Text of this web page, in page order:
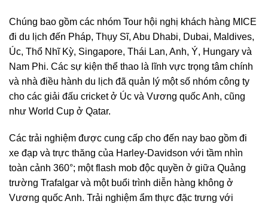
Chúng bao gồm các nhóm Tour hội nghị khách hàng MICE
đi du lịch đến Pháp, Thụy Sĩ, Abu Dhabi, Dubai, Maldives,
Úc, Thổ Nhĩ Kỳ, Singapore, Thái Lan, Anh, Ý, Hungary và
Nam Phi. Các sự kiện thể thao là lĩnh vực trọng tâm chính
và nhà điều hành du lịch đã quản lý một số nhóm công ty
cho các giải đấu cricket ở Úc và Vương quốc Anh, cũng
như World Cup ở Qatar.
Các trải nghiệm được cung cấp cho đến nay bao gồm đi
xe đạp và trực thăng của Harley-Davidson với tầm nhìn
toàn cảnh 360°; một flash mob độc quyền ở giữa Quảng
trường Trafalgar và một buổi trình diễn hàng không ở
Vương quốc Anh. Trải nghiệm ẩm thực đặc trưng với